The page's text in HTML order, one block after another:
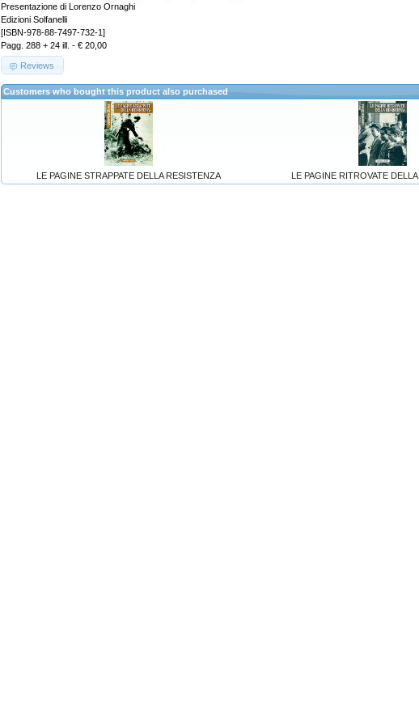
Presentazione di Lorenzo Ornaghi
Edizioni Solfanelli
[ISBN-978-88-7497-732-1]
Pagg. 288 + 24 ill. - € 20,00
Reviews
Customers who bought this product also purchased
LE PAGINE STRAPPATE DELLA RESISTENZA LE PAGINE RITROVATE